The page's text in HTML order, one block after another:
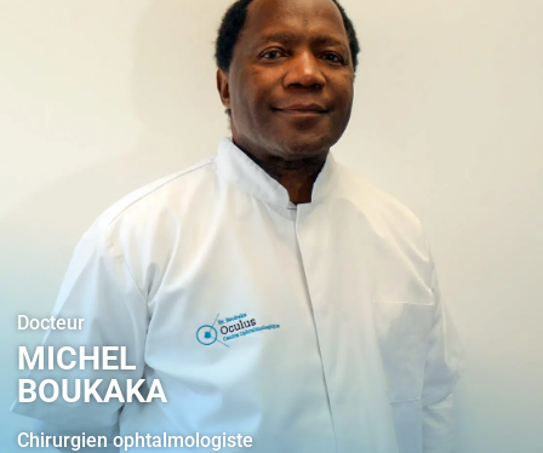
Docteur
MICHEL
BOUKAKA
Chirurgien ophtalmologiste